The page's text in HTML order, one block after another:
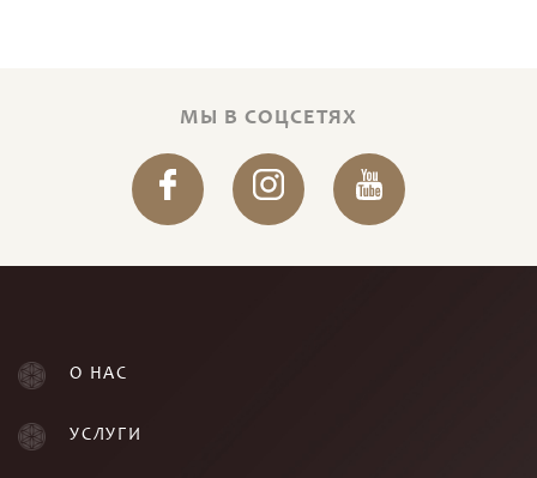
МЫ В СОЦСЕТЯХ
О НАС
УСЛУГИ